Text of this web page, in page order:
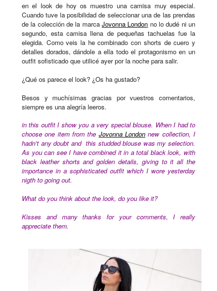
en el look de hoy os muestro una camisa muy especial.
Cuando tuve la posibilidad de seleccionar una de las prendas
de la colección de la marca Jovonna London no lo dudé ni un
segundo, esta camisa llena de pequeñas tachuelas fue la
elegida. Como veis la he combinado con shorts de cuero y
detalles dorados, dándole a ella todo el protagonismo en un
outfit sofisticado que utilicé ayer por la noche para salir.
¿Qué os parece el look? ¿Os ha gustado?
Besos y muchísimas gracias por vuestros comentarios,
siempre es una alegría leeros.
in this outfit I show you a very special blouse. When I had to
choose one item from the Jovonna London new collection, I
hadn't any doubt and this studded blouse was my selection.
As you can see I have combined it in a total black look, with
black leather shorts and golden details, giving to it all the
importance in a sophisticated outfit which I wore yesterday
nigth to going out.
What do you think about the look, do you like it?
Kisses and many thanks for your comments, I really
appreciate them.